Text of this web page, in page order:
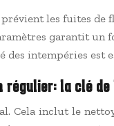
les fuites de
garantit un
des intempéries est
régulier: la clé
Cela inclut le